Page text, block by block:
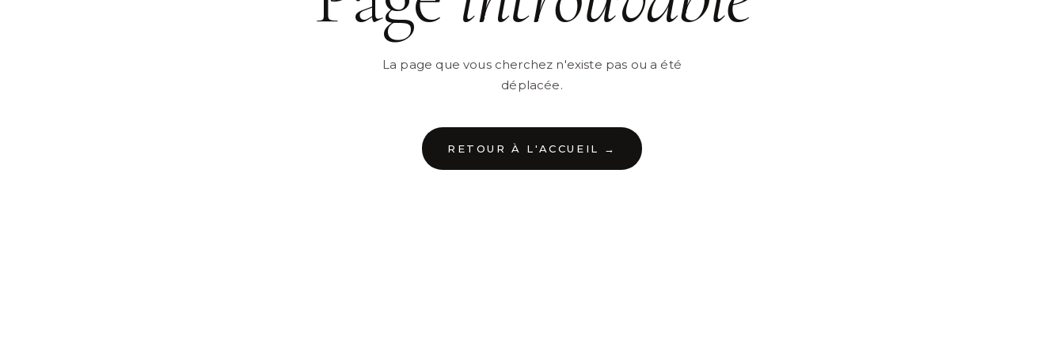
La page que vous cherchez n'existe pas ou a été
déplacée.
RETOUR À L'ACCUEIL →